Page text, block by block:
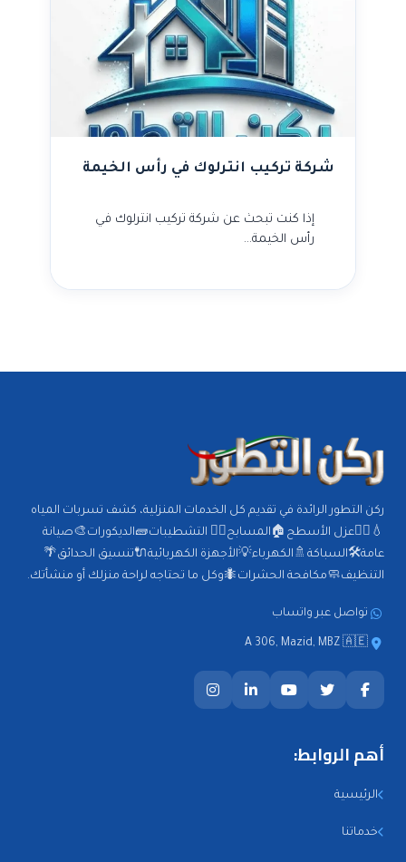
شركة تركيب انترلوك في رأس الخيمة
إذا كنت تبحث عن شركة تركيب انترلوك في
رأس الخيمة…
ركن التطور الرائدة في تقديم كل الخدمات المنزلية، كشف تسربات المياه
💧🕵️‍♂️عزل الأسطح🏠المسابح🏊‍♂️ التشطيبات🧱الديكورات🎨صيانة
عامة🛠️السباكة🚿الكهرباء💡الأجهزة الكهربائية🔌تنسيق الحدائق🌴
التنظيف🧼مكافحة الحشرات🐜وكل ما تحتاجه لراحة منزلك أو منشأتك.
تواصل عبر واتساب
A 306, Mazid, MBZ 🇦🇪
أهم الروابط:
الرئيسية
خدماتنا